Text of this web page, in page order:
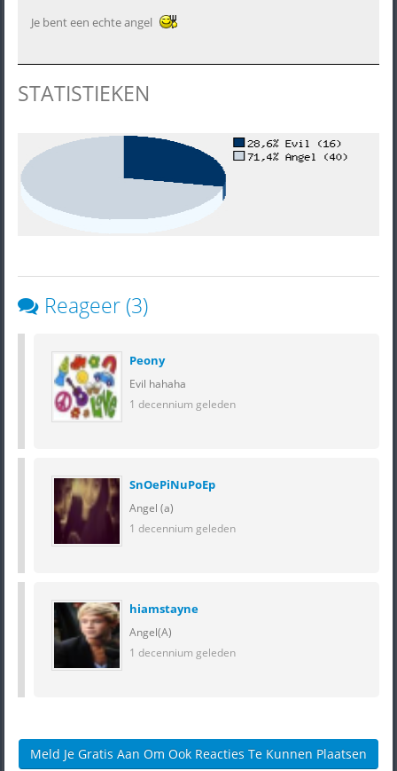
Je bent een echte angel
STATISTIEKEN
Reageer (3)
Peony
Evil hahaha
1 decennium geleden
SnOePiNuPoEp
Angel (a)
1 decennium geleden
hiamstayne
Angel(A)
1 decennium geleden
Meld Je Gratis Aan Om Ook Reacties Te Kunnen Plaatsen